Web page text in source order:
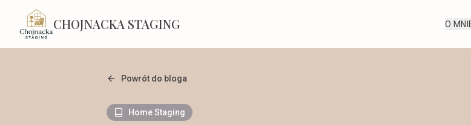
CHOJNACKA STAGING O
Powrót do bloga
Home Staging